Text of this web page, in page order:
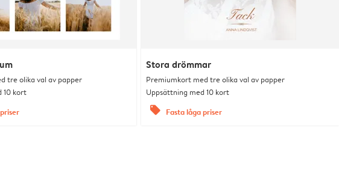
tre olika val av papper
10 kort
Stora drömmar
Premiumkort med tre olika val av papper
Uppsättning med 10 kort
offers Fasta låga priser